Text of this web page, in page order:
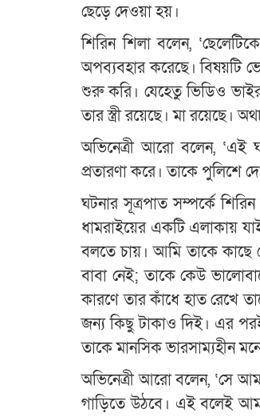
ছেড়ে দেওয়া হয়।
শিরিন শিলা বলেন,
অপব্যবহার করেছে। বিষয়টি
শুরু করি। যেহেতু ভিডিও
তার স্ত্রী রয়েছে। মা রয়েছে।
অভিনেত্রী আরো বলেন, ‘এই
প্রতারণা করে। তাকে পুলিশে
ঘটনার সূত্রপাত সম্পর্কে
ধামরাইয়ের একটি এলাকায়
বলতে চায়। আমি তাকে কাছে
বাবা নেই; তাকে কেউ
কারণে তার কাঁধে হাত রেখে
জন্য কিছু টাকাও দিই। এর
তাকে মানসিক ভারসাম্যহীন
অভিনেত্রী আরো বলেন, ‘সে
গাড়িতে উঠবে। এই বলেই